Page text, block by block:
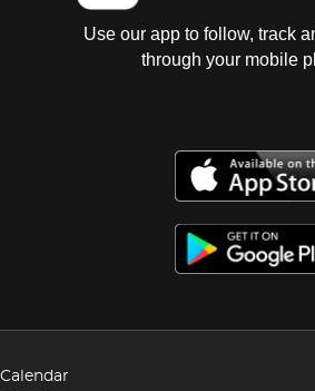
Use our app to follow, track
through your mobile
Calendar